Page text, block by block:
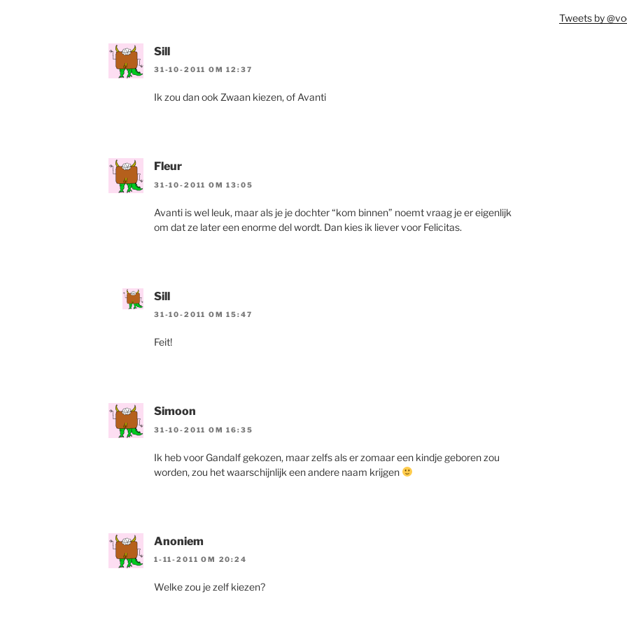
Sill
31-10-2011 OM 12:37
Ik zou dan ook Zwaan kiezen, of Avanti
Fleur
31-10-2011 OM 13:05
Avanti is wel leuk, maar als je je dochter “kom binnen” noemt vraag je er eigenlijk
om dat ze later een enorme del wordt. Dan kies ik liever voor Felicitas.
Sill
31-10-2011 OM 15:47
Feit!
Simoon
31-10-2011 OM 16:35
Ik heb voor Gandalf gekozen, maar zelfs als er zomaar een kindje geboren zou
worden, zou het waarschijnlijk een andere naam krijgen
Anoniem
1-11-2011 OM 20:24
Welke zou je zelf kiezen?
Tweets by